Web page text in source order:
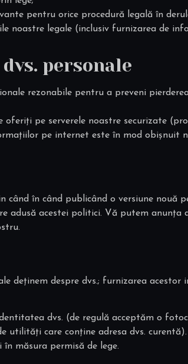
pentru orice procedură legală în
noastre legale (inclusiv furnizarea de
personale
rezonabile pentru a preveni
pe serverele noastre securizate
pe internet este în mod obișnuit
în când publicând o versiune nouă
adusă acestei politici. Vă putem anunța
deținem despre dvs.; furnizarea
dvs. (de regulă acceptăm o
utilități care conține adresa dvs. curentă).
măsura permisă de lege.